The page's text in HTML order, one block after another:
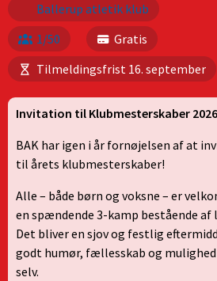
Ballerup atletik klub
1/50
Gratis
Tilmeldingsfrist 16. september
Invitation til Klubmesterskaber 2026
BAK har igen i år fornøjelsen af at
til årets klubmesterskaber!
Alle – både børn og voksne – er
en spændende 3-kamp bestående af
Det bliver en sjov og festlig
godt humør, fællesskab og
selv.